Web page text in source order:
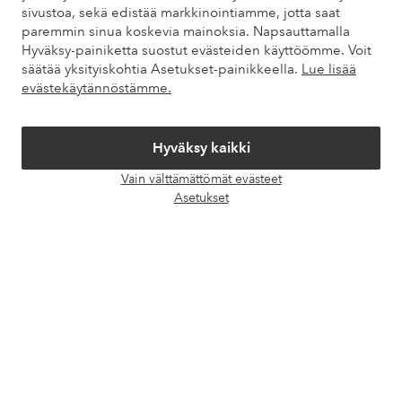
sivustoa, sekä edistää markkinointiamme, jotta saat
paremmin sinua koskevia mainoksia. Napsauttamalla
Hyväksy-painiketta suostut evästeiden käyttöömme. Voit
säätää yksityiskohtia Asetukset-painikkeella. Lue lisää
evästekäytännöstämme.
Hyväksy kaikki
Vain välttämättömät evästeet
Asetukset
Asiakaspalvelu Tilaukset Maksutavat
Omat sivut
Tietoa Elloksesta